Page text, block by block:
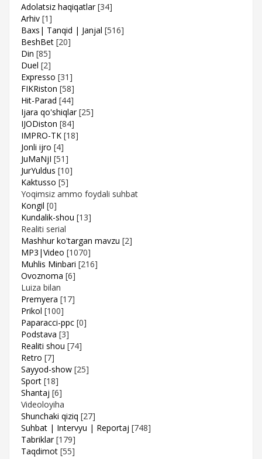
Adolatsiz haqiqatlar [34]
Arhiv [1]
Baxs| Tanqid | Janjal [516]
BeshBet [20]
Din [85]
Duel [2]
Expresso [31]
FIKRiston [58]
Hit-Parad [44]
Ijara qo'shiqlar [25]
IJODiston [84]
IMPRO-TK [18]
Jonli ijro [4]
JuMaNjI [51]
JurYuldus [10]
Kaktusso [5]
Yoqimsiz ammo foydali suhbat
Kongil [0]
Kundalik-shou [13]
Realiti serial
Mashhur ko'targan mavzu [2]
MP3|Video [1070]
Muhlis Minbari [216]
Ovoznoma [6]
Luiza bilan
Premyera [17]
Prikol [100]
Paparacci-ppc [0]
Podstava [3]
Realiti shou [74]
Retro [7]
Sayyod-show [25]
Sport [18]
Shantaj [6]
Videoloyiha
Shunchaki qiziq [27]
Suhbat | Intervyu | Reportaj [748]
Tabriklar [179]
Taqdimot [55]